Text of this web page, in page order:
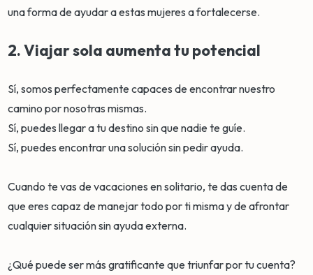
una forma de ayudar a estas mujeres a fortalecerse.
2. Viajar sola aumenta tu potencial
Sí, somos perfectamente capaces de encontrar nuestro
camino por nosotras mismas.
Sí, puedes llegar a tu destino sin que nadie te guíe.
Sí, puedes encontrar una solución sin pedir ayuda.
Cuando te vas de vacaciones en solitario, te das cuenta de
que eres capaz de manejar todo por ti misma y de afrontar
cualquier situación sin ayuda externa.
¿Qué puede ser más gratificante que triunfar por tu cuenta?